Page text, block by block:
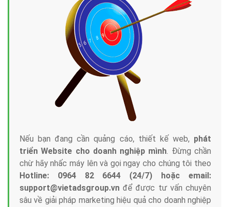
Nếu bạn đang cần quảng cáo, thiết kế web, phát
triển Website cho doanh nghiệp mình. Đừng chần
chừ hãy nhấc máy lên và gọi ngay cho chúng tôi theo
Hotline: 0964 82 6644 (24/7) hoặc email:
support@vietadsgroup.vn để được tư vấn chuyên
sâu về giải pháp marketing hiệu quả cho doanh nghiệp